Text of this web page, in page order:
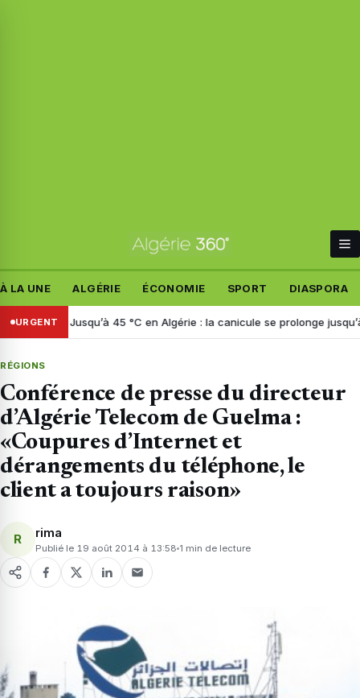
À LA UNE ALGÉRIE ÉCONOMIE SPORT DIASPORA
URGENTJusqu’à 45 °C en Algérie : la canicule se prolonge jusqu’à
RÉGIONS
Conférence de presse du directeur
d’Algérie Telecom de Guelma :
«Coupures d’Internet et
dérangements du téléphone, le
client a toujours raison»
R rima
Publié le 19 août 2014 à 13:58 1 min de lecture